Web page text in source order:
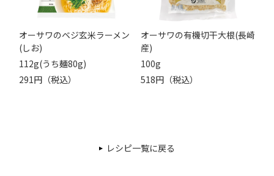
オーサワのベジ玄米ラーメン
(しお)
112g(うち麺80g)
291円（税込）
オーサワの有機切干大根(長崎
産)
100g
518円（税込）
レシピ一覧に戻る